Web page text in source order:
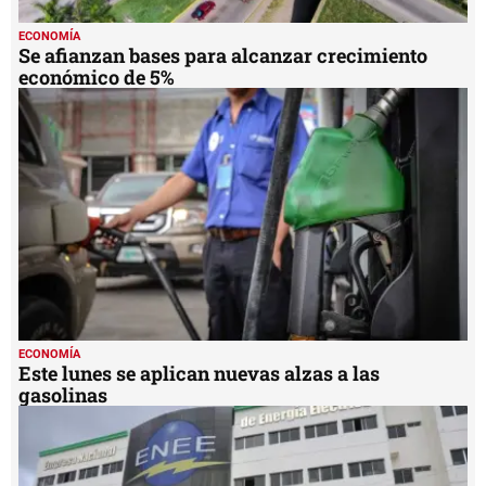
ECONOMÍA
Se afianzan bases para alcanzar crecimiento
económico de 5%
ECONOMÍA
Este lunes se aplican nuevas alzas a las
gasolinas